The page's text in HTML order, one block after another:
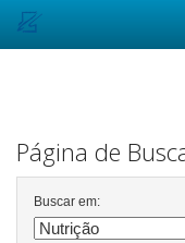
Página de
Buscar em: